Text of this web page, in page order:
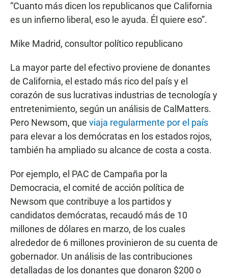
“Cuanto más dicen los republicanos que California
es un infierno liberal, eso le ayuda. Él quiere eso”.
Mike Madrid, consultor político republicano
La mayor parte del efectivo proviene de donantes
de California, el estado más rico del país y el
corazón de sus lucrativas industrias de tecnología y
entretenimiento, según un análisis de CalMatters.
Pero Newsom, que viaja regularmente por el país
para elevar a los demócratas en los estados rojos,
también ha ampliado su alcance de costa a costa.
Por ejemplo, el PAC de Campaña por la
Democracia, el comité de acción política de
Newsom que contribuye a los partidos y
candidatos demócratas, recaudó más de 10
millones de dólares en marzo, de los cuales
alrededor de 6 millones provinieron de su cuenta de
gobernador. Un análisis de las contribuciones
detalladas de los donantes que donaron $200 o